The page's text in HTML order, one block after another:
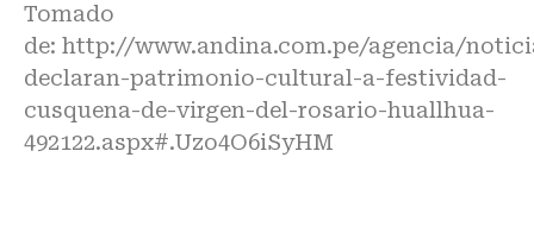
Tomado
de: http://www.andina.com.pe/agencia/
declaran-patrimonio-cultural-a-festividad-
cusquena-de-virgen-del-rosario-huallhua-
492122.aspx#.Uzo4O6iSyHM